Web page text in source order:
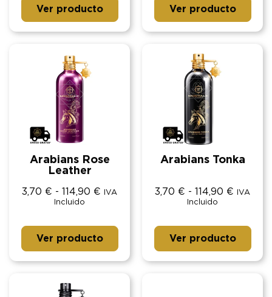
Ver producto Ver producto
Arabians Rose
Leather
3,70 € - 114,90 €
IVA
Incluido
Ver producto
Arabians Tonka
3,70 € - 114,90 €
IVA
Incluido
Ver producto